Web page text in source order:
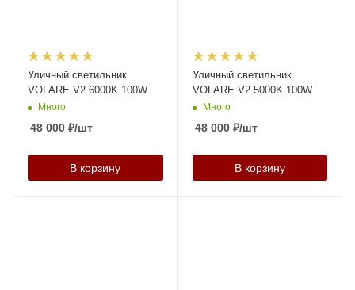
Уличный светильник
VOLARE V2 6000K 100W
Много
48 000 ₽/шт
В корзину
Уличный светильник
VOLARE V2 5000K 100W
Много
48 000₽/шт
В корзину